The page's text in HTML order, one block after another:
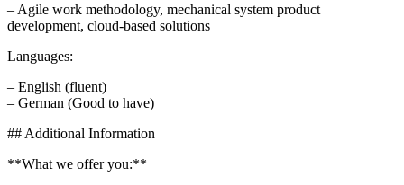
– Agile work methodology, mechanical system product
development, cloud-based solutions
Languages:
– English (fluent)
– German (Good to have)
## Additional Information
**What we offer you:**